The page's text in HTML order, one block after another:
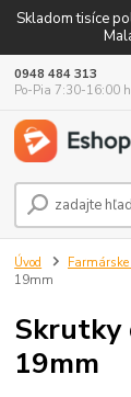
Skladom tisíce
0948 484 313
Po-Pia 7:30-16:00
Úvod
19mm
Skrutky
19mm